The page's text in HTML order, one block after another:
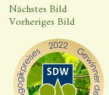
Nächstes Bild
Vorheriges Bild